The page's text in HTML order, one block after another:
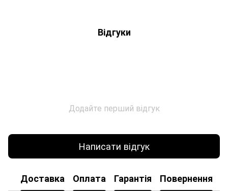
Відгуки
Додайте перший відгук
Написати відгук
Доставка Оплата Гарантія Повернення